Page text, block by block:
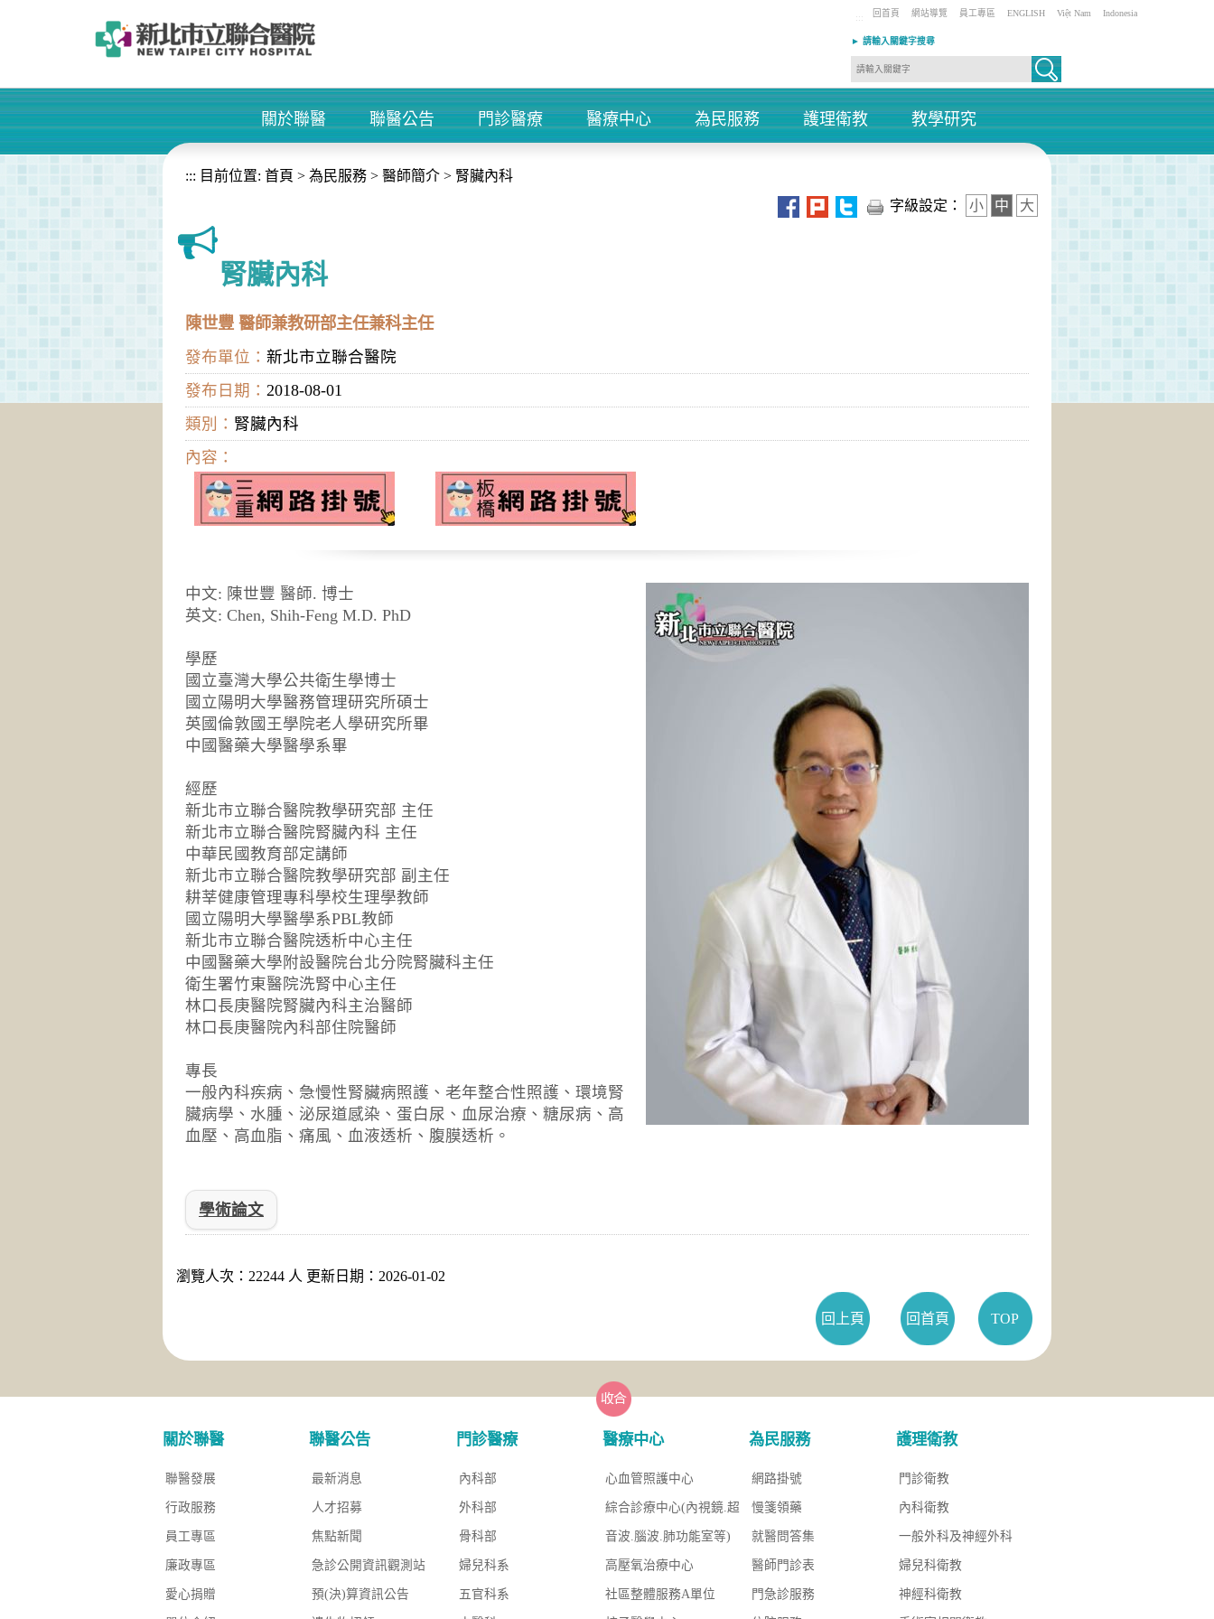
::: 回首頁 網站導覽 員工專區 ENGLISH Việt Nam Indonesia
► 請輸入關鍵字搜尋
+
關於聯醫
+
聯醫公告
+
門診醫療
+
醫療中心
+
為民服務
+
護理衛教
+
教學研究
::: 目前位置: 首頁 > 為民服務 > 醫師簡介 > 腎臟內科
字級設定：
小 中 大
腎臟內科
陳世豐 醫師兼教研部主任兼科主任
發布單位： 新北市立聯合醫院
發布日期： 2018-08-01
類別： 腎臟內科
內容：
中文: 陳世豐 醫師. 博士
英文: Chen, Shih-Feng M.D. PhD
學歷
國立臺灣大學公共衛生學博士
國立陽明大學醫務管理研究所碩士
英國倫敦國王學院老人學研究所畢
中國醫藥大學醫學系畢
經歷
新北市立聯合醫院教學研究部 主任
新北市立聯合醫院腎臟內科 主任
中華民國教育部定講師
新北市立聯合醫院教學研究部 副主任
耕莘健康管理專科學校生理學教師
國立陽明大學醫學系PBL教師
新北市立聯合醫院透析中心主任
中國醫藥大學附設醫院台北分院腎臟科主任
衛生署竹東醫院洗腎中心主任
林口長庚醫院腎臟內科主治醫師
林口長庚醫院內科部住院醫師
專長
一般內科疾病、急慢性腎臟病照護、老年整合性照護、環境腎
臟病學、水腫、泌尿道感染、蛋白尿、血尿治療、糖尿病、高
血壓、高血脂、痛風、血液透析、腹膜透析。
學術論文
瀏覽人次：22244 人 更新日期：2026-01-02
回上頁 回首頁 TOP
關於聯醫
聯醫發展
行政服務
員工專區
廉政專區
愛心捐贈
聯醫公告
最新消息
人才招募
焦點新聞
急診公開資訊觀測站
預(決)算資訊公告
門診醫療
內科部
外科部
骨科部
婦兒科系
五官科系
醫療中心
心血管照護中心
綜合診療中心(內視鏡.超
音波.腦波.肺功能室等)
高壓氧治療中心
社區整體服務A單位
為民服務
網路掛號
慢箋領藥
就醫問答集
醫師門診表
門急診服務
護理衛教
門診衛教
內科衛教
一般外科及神經外科
婦兒科衛教
神經科衛教